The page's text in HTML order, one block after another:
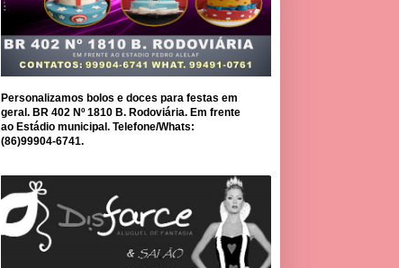
Personalizamos bolos e doces para festas em
geral. BR 402 Nº 1810 B. Rodoviária. Em frente
ao Estádio municipal. Telefone/Whats:
(86)99904-6741.